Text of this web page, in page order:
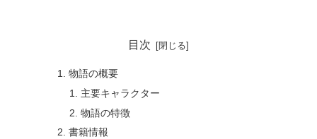
目次
物語の概要
主要キャラクター
物語の特徴
書籍情報